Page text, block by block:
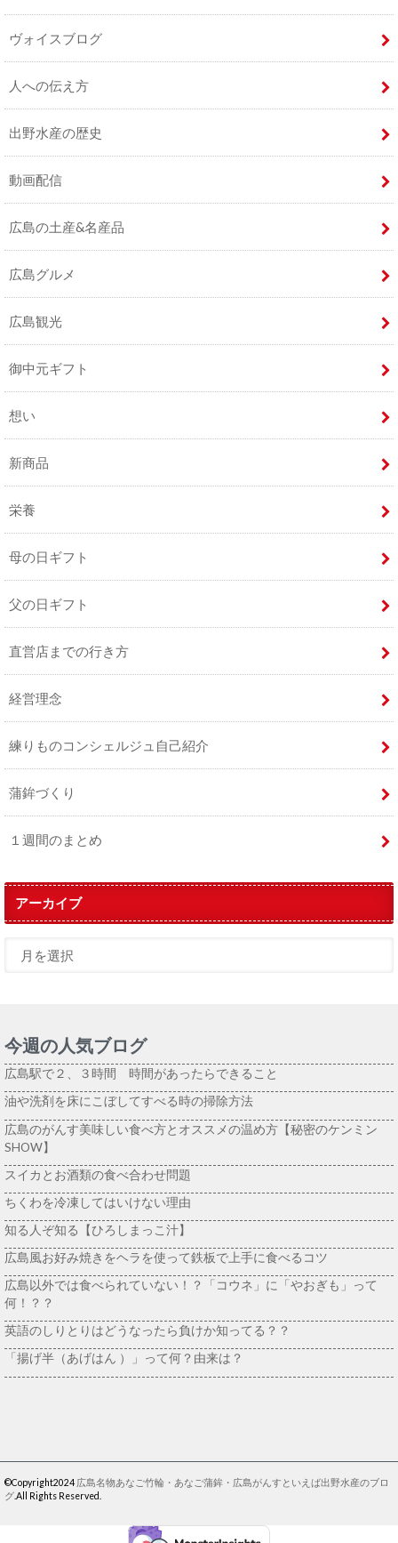
ヴォイスブログ
人への伝え方
出野水産の歴史
動画配信
広島の土産&名産品
広島グルメ
広島観光
御中元ギフト
想い
新商品
栄養
母の日ギフト
父の日ギフト
直営店までの行き方
経営理念
練りものコンシェルジュ自己紹介
蒲鉾づくり
１週間のまとめ
アーカイブ
今週の人気ブログ
広島駅で２、３時間 時間があったらできること
油や洗剤を床にこぼしてすべる時の掃除方法
広島のがんす美味しい食べ方とオススメの温め方【秘密のケンミン
SHOW】
スイカとお酒類の食べ合わせ問題
ちくわを冷凍してはいけない理由
知る人ぞ知る【ひろしまっこ汁】
広島風お好み焼きをヘラを使って鉄板で上手に食べるコツ
広島以外では食べられていない！？「コウネ」に「やおぎも」って
何！？？
英語のしりとりはどうなったら負けか知ってる？？
「揚げ半（あげはん ）」って何？由来は？
©Copyright2024 広島名物あなご竹輪・あなご蒲鉾・広島がんすといえば出野水産のブロ
グ.All Rights Reserved.